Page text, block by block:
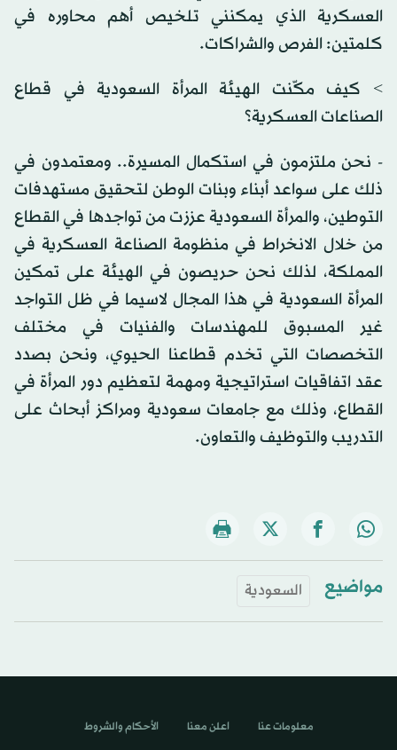
العسكرية الذي يمكنني تلخيص أهم محاوره في
كلمتين: الفرص والشراكات.
> كيف مكّنت الهيئة المرأة السعودية في قطاع
الصناعات العسكرية؟
- نحن ملتزمون في استكمال المسيرة.. ومعتمدون في
ذلك على سواعد أبناء وبنات الوطن لتحقيق مستهدفات
التوطين، والمرأة السعودية عززت من تواجدها في القطاع
من خلال الانخراط في منظومة الصناعة العسكرية في
المملكة، لذلك نحن حريصون في الهيئة على تمكين
المرأة السعودية في هذا المجال لاسيما في ظل التواجد
غير المسبوق للمهندسات والفنيات في مختلف
التخصصات التي تخدم قطاعنا الحيوي، ونحن بصدد
عقد اتفاقيات استراتيجية ومهمة لتعظيم دور المرأة في
القطاع، وذلك مع جامعات سعودية ومراكز أبحاث على
التدريب والتوظيف والتعاون.
مواضيع السعودية
معلومات عنا اعلن معنا الأحكام والشروط